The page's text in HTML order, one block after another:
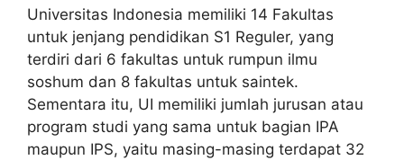
Universitas Indonesia memiliki 14 Fakultas
untuk jenjang pendidikan S1 Reguler, yang
terdiri dari 6 fakultas untuk rumpun ilmu
soshum dan 8 fakultas untuk saintek.
Sementara itu, UI memiliki jumlah jurusan atau
program studi yang sama untuk bagian IPA
maupun IPS, yaitu masing-masing terdapat 32